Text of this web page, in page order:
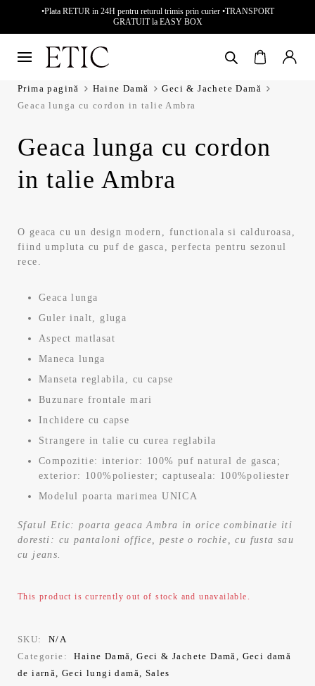
•Plata RETUR in 24H pentru returul trimis prin curier •TRANSPORT
GRATUIT la EASY BOX
Prima pagină Haine Damă
Geci & Jachete Damă
Geaca lunga cu cordon in talie Ambra
Geaca lunga cu cordon
in talie Ambra
O geaca cu un design modern, functionala si calduroasa,
fiind umpluta cu puf de gasca, perfecta pentru sezonul
rece.
Geaca lunga
Guler inalt, gluga
Aspect matlasat
Maneca lunga
Manseta reglabila, cu capse
Buzunare frontale mari
Inchidere cu capse
Strangere in talie cu curea reglabila
Compozitie: interior: 100% puf natural de gasca;
exterior: 100%poliester; captuseala: 100%poliester
Modelul poarta marimea UNICA
Sfatul Etic: poarta geaca Ambra in orice combinatie iti
doresti: cu pantaloni office, peste o rochie, cu fusta sau
cu jeans.
This product is currently out of stock and unavailable.
SKU:
N/A
Categorie:
Haine Damă,Geci & Jachete Damă, Geci damă
de iarnă,Geci lungi damă, Sales